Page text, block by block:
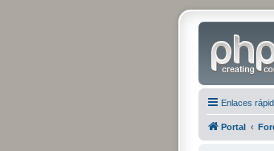
Enlaces
Portal